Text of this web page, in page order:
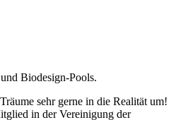
Biodesign-Pools.
sehr gerne in die Realität um!
in der Vereinigung der